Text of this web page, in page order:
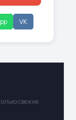
VK
свежие